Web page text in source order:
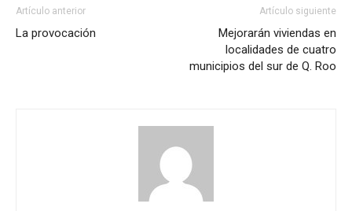
Artículo anterior
La provocación
Artículo siguiente
Mejorarán viviendas en
localidades de cuatro
municipios del sur de Q. Roo